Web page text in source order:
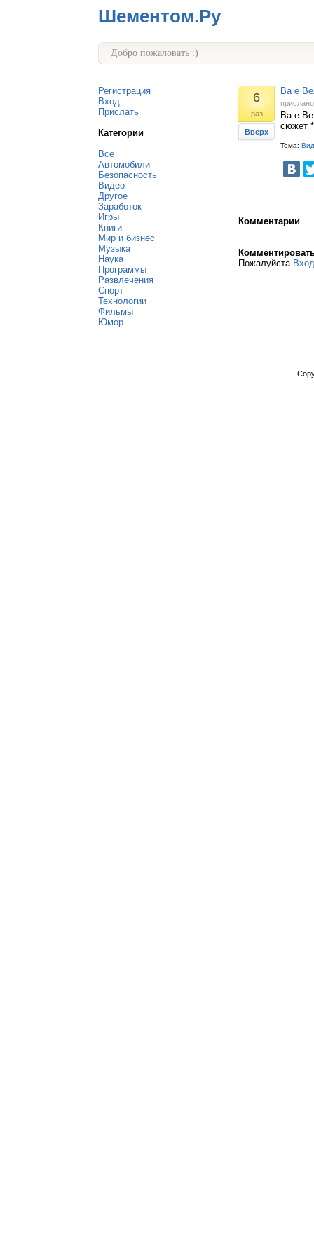
Шементом.Ру
Добро пожаловать :)
Регистрация
Вход
Прислать
Категории
Все
Автомобили
Безопасность
Видео
Другое
Заработок
Игры
Книги
Мир и бизнес
Музыка
Наука
Программы
Развлечения
Спорт
Технологии
Фильмы
Юмор
6
раз
Вверх
Ва е
Ва е
сюжет
Тема:
Комментарии
Пожалуйста Вход